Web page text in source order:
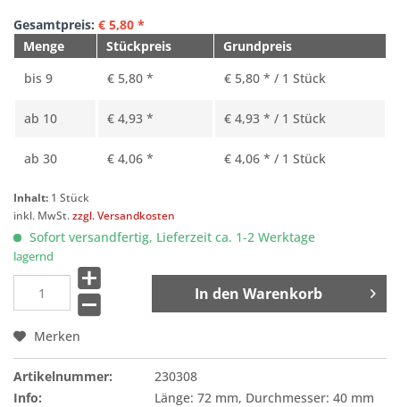
Gesamtpreis: € 5,80 *
Menge
Stückpreis
Grundpreis
bis 9 € 5,80 * € 5,80 * / 1 Stück
ab 10 € 4,93 * € 4,93 * / 1 Stück
ab 30 € 4,06 * € 4,06 * / 1 Stück
Inhalt: 1 Stück
inkl. MwSt.zzgl. Versandkosten
Sofort versandfertig, Lieferzeit ca. 1-2 Werktage
lagernd
In den Warenkorb
Merken
Artikelnummer:
230308
Info:
Länge: 72 mm, Durchmesser: 40 mm